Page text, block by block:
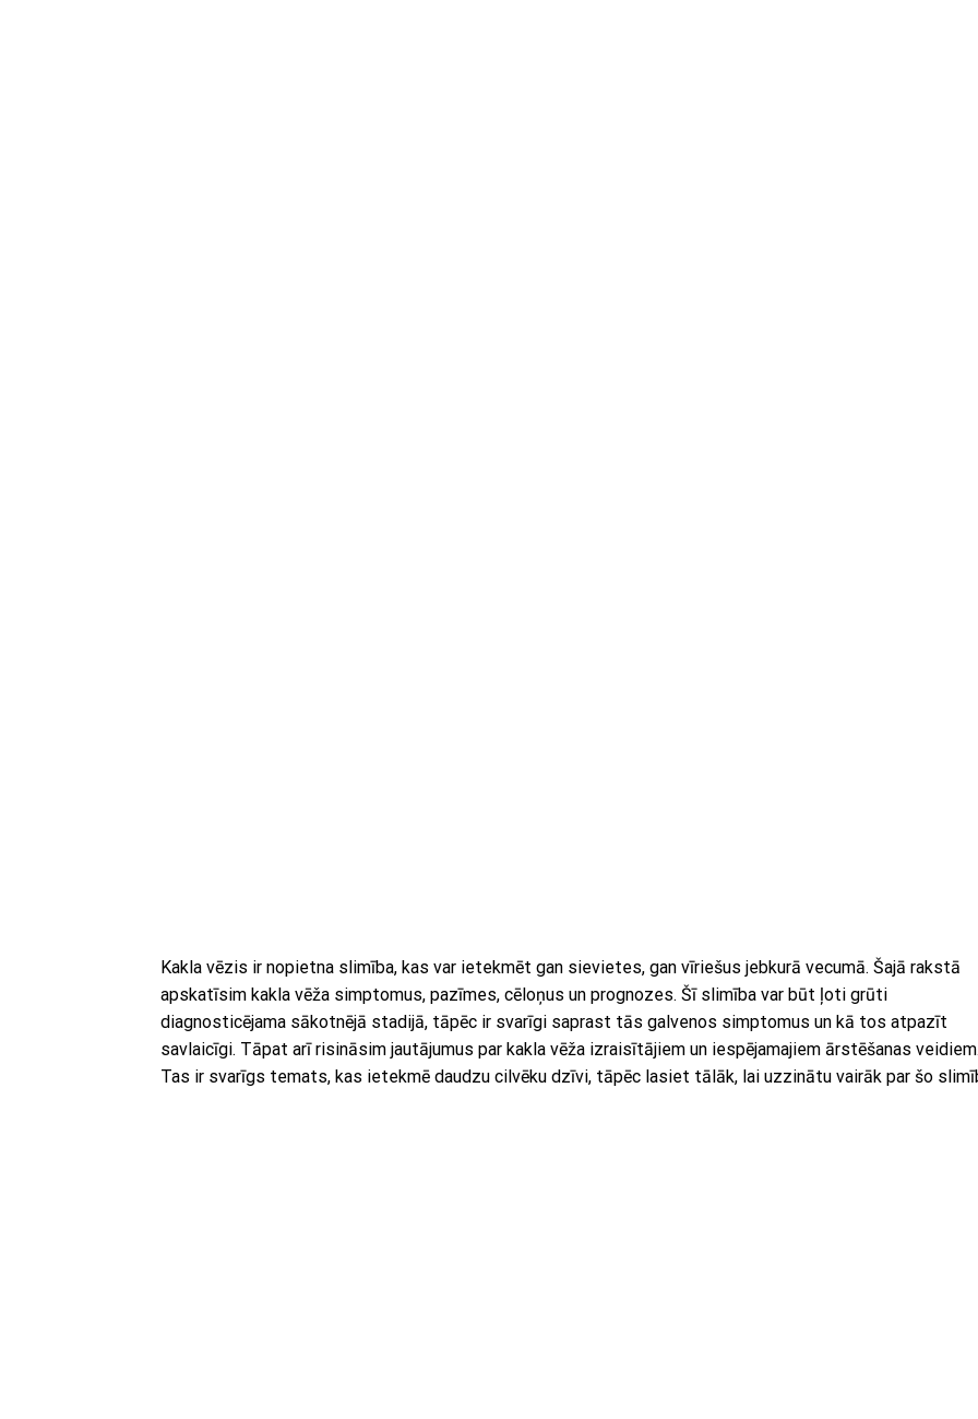
Kakla vēzis ir nopietna slimība, kas var ietekmēt gan sievietes, gan vīriešus jebkurā vecumā. Šajā rakstā
apskatīsim kakla vēža simptomus, pazīmes, cēloņus un prognozes. Šī slimība var būt ļoti grūti
diagnosticējama sākotnējā stadijā, tāpēc ir svarīgi saprast tās galvenos simptomus un kā tos atpazīt
savlaicīgi. Tāpat arī risināsim jautājumus par kakla vēža izraisītājiem un iespējamajiem ārstēšanas veidiem.
Tas ir svarīgs temats, kas ietekmē daudzu cilvēku dzīvi, tāpēc lasiet tālāk, lai uzzinātu vairāk par šo